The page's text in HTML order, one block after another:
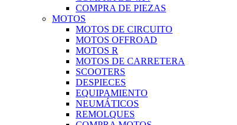
COMPRA DE PIEZAS
MOTOS
MOTOS DE CIRCUITO
MOTOS OFFROAD
MOTOS R
MOTOS DE CARRETERA
SCOOTERS
DESPIECES
EQUIPAMIENTO
NEUMÁTICOS
REMOLQUES